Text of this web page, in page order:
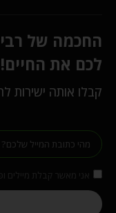
החכמה של
לכם את החיים!
קבלו אותה ישירות